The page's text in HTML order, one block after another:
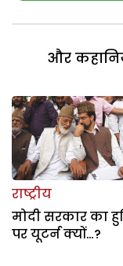
और
राष्ट्रीय
मोदी सरकार का
पर यूटर्न क्यों…?